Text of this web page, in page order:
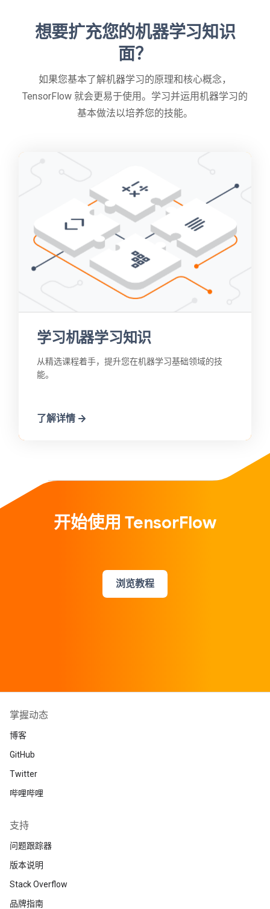
想要扩充您的机器学习知识
面？
如果您基本了解机器学习的原理和核心概念，
TensorFlow 就会更易于使用。学习并运用机器学习的
基本做法以培养您的技能。
学习机器学习知识
从精选课程着手，提升您在机器学习基础领域的技
能。
了解详情
开始使用 TensorFlow
浏览教程
掌握动态
博客
GitHub
Twitter
哔哩哔哩
支持
问题跟踪器
版本说明
Stack Overflow
品牌指南